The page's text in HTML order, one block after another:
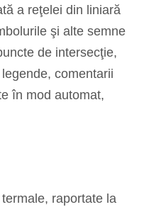
a reţelei din liniară
şi alte semne
de intersecţie,
comentarii
în mod automat,
raportate la